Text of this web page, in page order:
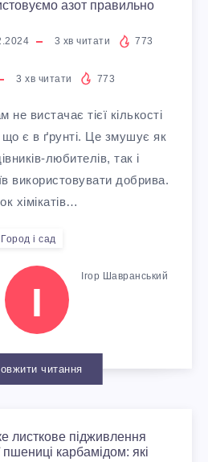
азот правильно
3 хв читати 773
3 хв читати 773
вистачає тієї кількості
є в ґрунті. Це змушує як
любителів, так і
використовувати добрива.
хімікатів…
Город і сад
І
Ігор Шавранський
читання
листкове підживлення
пшениці карбамідом: які